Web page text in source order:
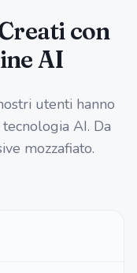
con
AI
utenti hanno
AI. Da
mozzafiato.